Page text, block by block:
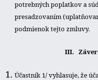
potrebných poplatkov a
presadzovaním
podmienok tejto zmluvy.
III.
Účastník 1/ vyhlasuje, že